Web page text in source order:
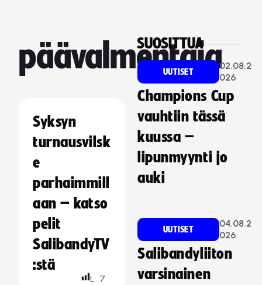
päävalmentaja
Syksyn
turnausvilsk
e
parhaimmill
aan – katso
pelit
SalibandyTV
:stä
L 7
SUOSITTUA
UUTISET
02.08.2
026
Champions Cup
vauhtiin tässä
kuussa –
lipunmyynti jo
auki
UUTISET
04.08.2
026
Salibandyliiton
varsinainen